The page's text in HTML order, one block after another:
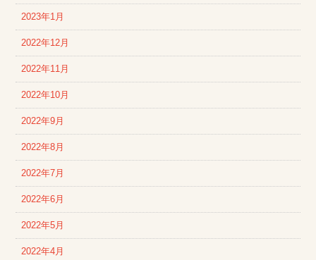
2023年1月
2022年12月
2022年11月
2022年10月
2022年9月
2022年8月
2022年7月
2022年6月
2022年5月
2022年4月